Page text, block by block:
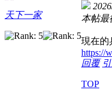
天下一家
本帖最
現在的
https://
回覆
TOP